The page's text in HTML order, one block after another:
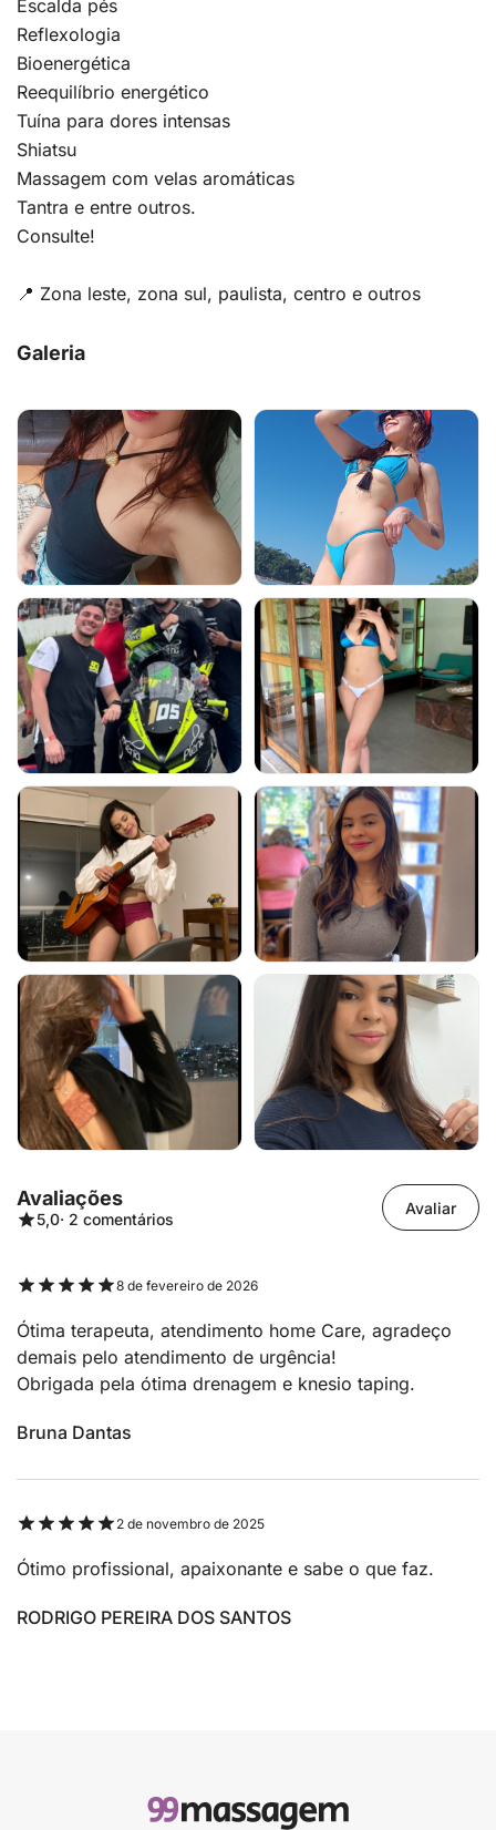
Escalda pés
Reflexologia
Bioenergética
Reequilíbrio energético
Tuína para dores intensas
Shiatsu
Massagem com velas aromáticas
Tantra e entre outros.
Consulte!
📍 Zona leste, zona sul, paulista, centro e outros
Galeria
Avaliações
5,0· 2 comentários
Avaliar
8 de fevereiro de 2026
Ótima terapeuta, atendimento home Care, agradeço
demais pelo atendimento de urgência!
Obrigada pela ótima drenagem e knesio taping.
Bruna Dantas
2 de novembro de 2025
Ótimo profissional, apaixonante e sabe o que faz.
RODRIGO PEREIRA DOS SANTOS